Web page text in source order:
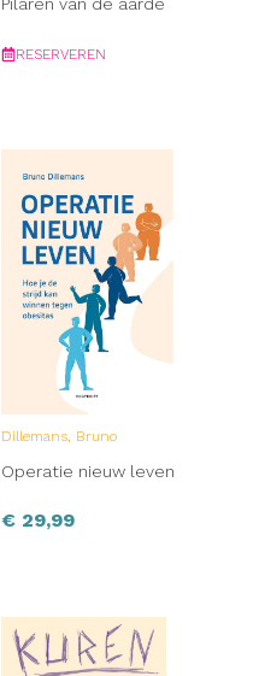
RESERVEREN
Dillemans, Bruno
Operatie nieuw leven
€ 29,99